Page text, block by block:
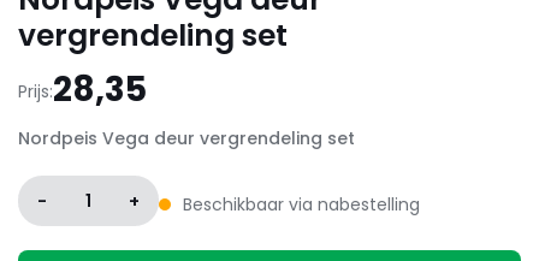
vergrendeling set
Prijs:28,35
Nordpeis Vega deur vergrendeling set
- 1 + Beschikbaar via nabestelling